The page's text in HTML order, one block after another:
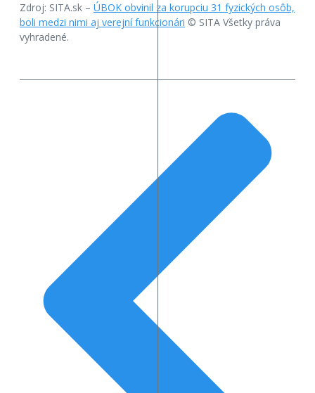
Zdroj: SITA.sk – ÚBOK obvinil za korupciu 31 fyzických osôb,
boli medzi nimi aj verejní funkcionári © SITA Všetky práva
vyhradené.